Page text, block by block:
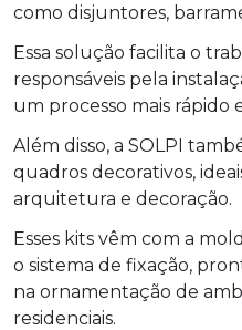
como disjuntores,
Essa solução facilita o
responsáveis pela
um processo mais rápido
Além disso, a SOLPI
quadros decorativos,
arquitetura e decoração.
Esses kits vêm com a
o sistema de fixação,
na ornamentação de
residenciais.